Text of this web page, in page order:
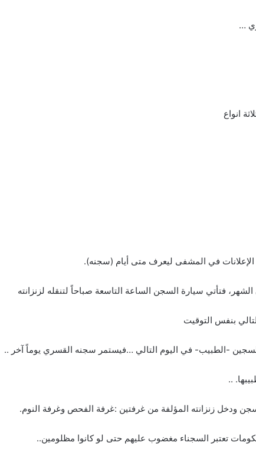
…
انواع
في المشفى ليعرف متى أيام (سجنه).
فتأتي سيارة السجن الساعة التاسعة صباحاً لتنقله لزنزانته
بنفس التوقيت
-الطبيب- في اليوم التالي …فيستمر سجنه القسري يوماً آخر ..
..
ودخل زنزانته المؤلفة من غرفتين :غرفة الفحص وغرفة النوم.
تعتبر السجناء مغضوب عليهم حتى لو كانوا مظلومين..